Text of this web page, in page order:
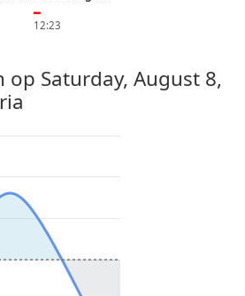
━
12:23
op Saturday, August 8,